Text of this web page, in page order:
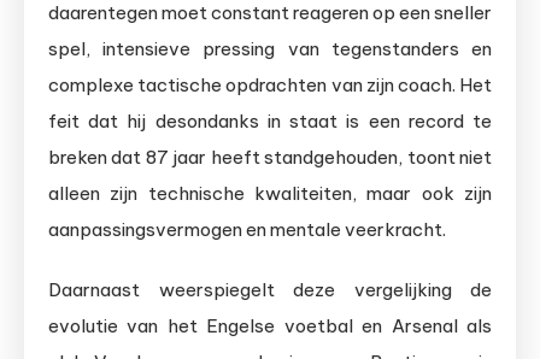
daarentegen moet constant reageren op een sneller
spel, intensieve pressing van tegenstanders en
complexe tactische opdrachten van zijn coach. Het
feit dat hij desondanks in staat is een record te
breken dat 87 jaar heeft standgehouden, toont niet
alleen zijn technische kwaliteiten, maar ook zijn
aanpassingsvermogen en mentale veerkracht.
Daarnaast weerspiegelt deze vergelijking de
evolutie van het Engelse voetbal en Arsenal als